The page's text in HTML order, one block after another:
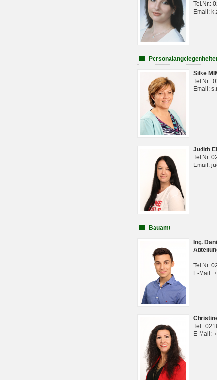
Tel.Nr.:
Email:
Silke
Tel.Nr.:
Email:
Judith
Tel.Nr.
Email:
Bauamt
Ing.
Tel.Nr.
E-Mail:
Tel.:
E-Mail: